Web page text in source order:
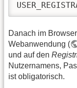
Danach im
Webanwendung (
und auf den
Nutzernamens,
ist obligatorisch.